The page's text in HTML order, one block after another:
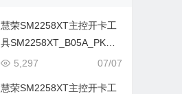
慧荣SM2258XT主控开卡工
具SM2258XT_B05A_PKGQ
1103A_FWQ1103A0
07/07
5,297
慧荣SM2258XT主控开卡工